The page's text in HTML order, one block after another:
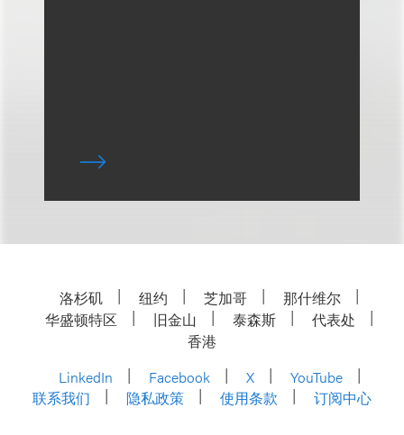
洛杉矶 纽约 芝加哥
那什维尔
华盛顿特区
旧金山 泰森斯
代表处
香港
LinkedIn
Facebook X
YouTube
联系我们
隐私政策 使用条款 订阅中心